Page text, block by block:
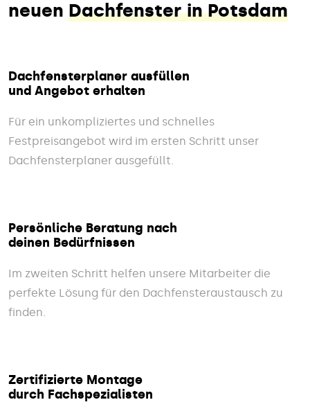
neuen Dachfenster in Potsdam
Dachfensterplaner ausfüllen
und Angebot erhalten
Für ein unkompliziertes und schnelles
Festpreisangebot wird im ersten Schritt unser
Dachfensterplaner ausgefüllt.
Persönliche Beratung nach
deinen Bedürfnissen
Im zweiten Schritt helfen unsere Mitarbeiter die
perfekte Lösung für den Dachfensteraustausch zu
finden.
Zertifizierte Montage
durch Fachspezialisten